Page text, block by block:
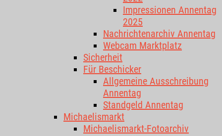
Impressionen Annentag
2025
Nachrichtenarchiv Annentag
Webcam Marktplatz
Sicherheit
Für Beschicker
Allgemeine Ausschreibung
Annentag
Standgeld Annentag
Michaelismarkt
Michaelismarkt-Fotoarchiv